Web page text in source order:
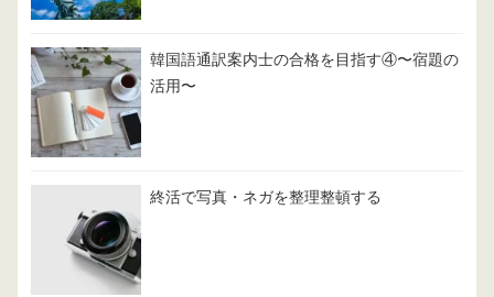
韓国語通訳案内士の合格を目指す④〜宿題の
活用〜
終活で写真・ネガを整理整頓する